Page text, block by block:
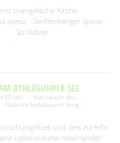
Kirche
- Senftenberger Spinte -
Ströbitzer
…
BYHLEGUHRER SEE
Uhr
Naturwacht des
Naturwachtstützpunkt Burg
und dies zurecht.
Lebensräume miteinander